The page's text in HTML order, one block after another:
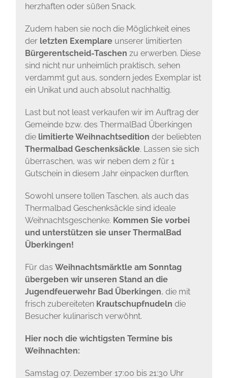
herzhaften oder süßen Snack.
Zudem haben sie noch die Möglichkeit eines
der letzten Exemplareunserer limitierten
Bürgerentscheid-Taschen zu erwerben. Diese
sind nicht nur unheimlich praktisch, sehen
verdammt gut aus, sondern jedes Exemplar ist
ein Unikat und auch absolut nachhaltig.
Last but not least verkaufen wir im Auftrag der
Gemeinde bzw. des ThermalBad Überkingen
die limitierte Weihnachtsedition der beliebten
Thermalbad Geschenksäckle. Lassen sie sich
überraschen, was wir neben dem 2 für 1
Gutschein in diesem Jahr einpacken durften.
Sowohl unsere tollen Taschen, als auch das
Thermalbad Geschenksäckle sind ideale
Weihnachtsgeschenke. Kommen Sie vorbei
und unterstützen sie unser ThermalBad
Überkingen!
Für das Weihnachtsmärktle am Sonntag
übergeben wir unseren Stand an die
Jugendfeuerwehr Bad Überkingen, die mit
frisch zubereiteten Krautschupfnudeln die
Besucher kulinarisch verwöhnt.
Hier noch die wichtigsten Termine bis
Weihnachten:
Samstag 07. Dezember 17:00 bis 21:30 Uhr